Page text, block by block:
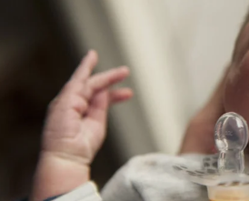
fragen & hilfe
unterstützen
genossenschaft